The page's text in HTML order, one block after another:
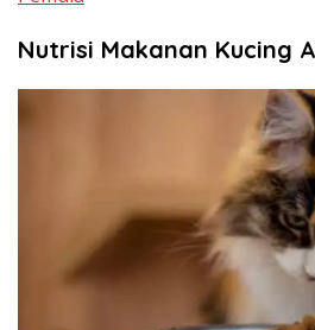
Nutrisi Makanan Kucing